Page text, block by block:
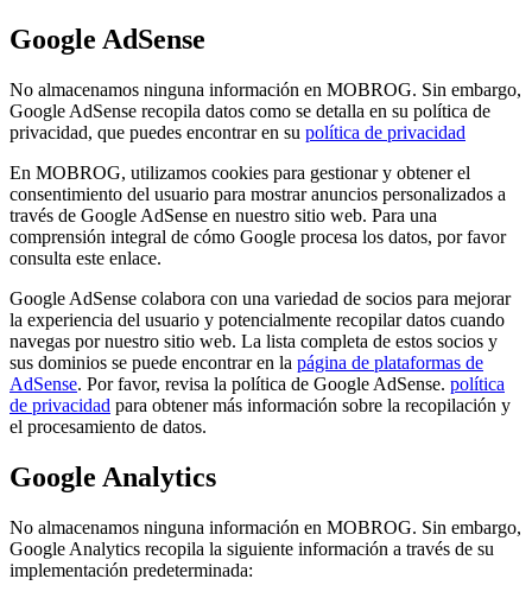
Google AdSense
No almacenamos ninguna información en MOBROG. Sin embargo,
Google AdSense recopila datos como se detalla en su política de
privacidad, que puedes encontrar en su política de privacidad
En MOBROG, utilizamos cookies para gestionar y obtener el
consentimiento del usuario para mostrar anuncios personalizados a
través de Google AdSense en nuestro sitio web. Para una
comprensión integral de cómo Google procesa los datos, por favor
consulta este enlace.
Google AdSense colabora con una variedad de socios para mejorar
la experiencia del usuario y potencialmente recopilar datos cuando
navegas por nuestro sitio web. La lista completa de estos socios y
sus dominios se puede encontrar en la página de plataformas de
AdSense. Por favor, revisa la política de Google AdSense. política
de privacidad para obtener más información sobre la recopilación y
el procesamiento de datos.
Google Analytics
No almacenamos ninguna información en MOBROG. Sin embargo,
Google Analytics recopila la siguiente información a través de su
implementación predeterminada: